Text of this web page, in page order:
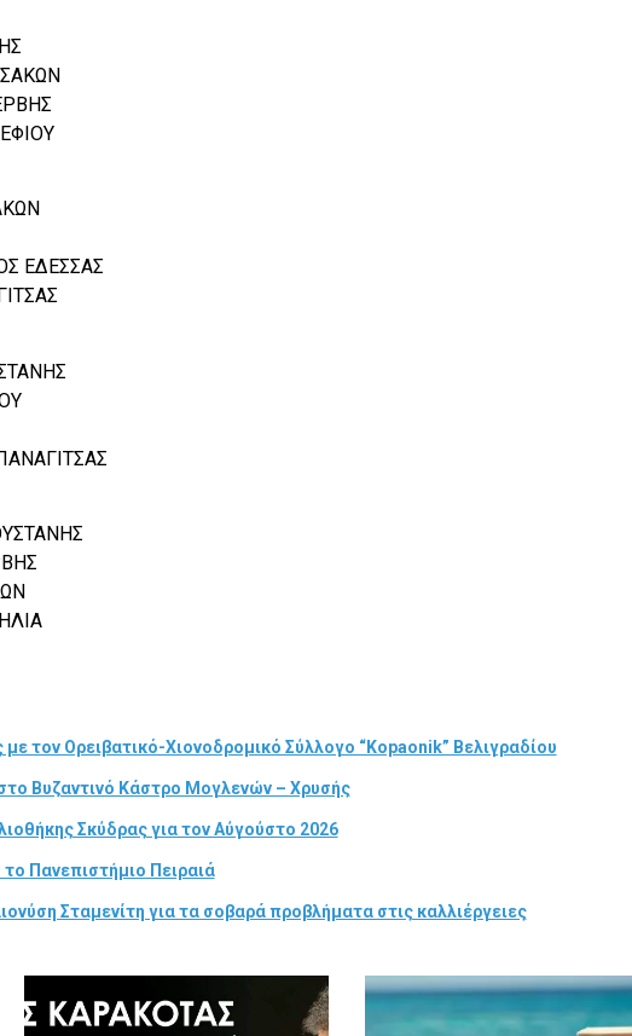
ΕΔΕΣΣΑΣ
τον Ορειβατικό-Χιονοδρομικό Σύλλογο “Kopaonik” Βελιγραδίου
Βυζαντινό Κάστρο Μογλενών – Χρυσής
Σκύδρας για τον Αύγούστο 2026
Πανεπιστήμιο Πειραιά
Σταμενίτη για τα σοβαρά προβλήματα στις καλλιέργειες